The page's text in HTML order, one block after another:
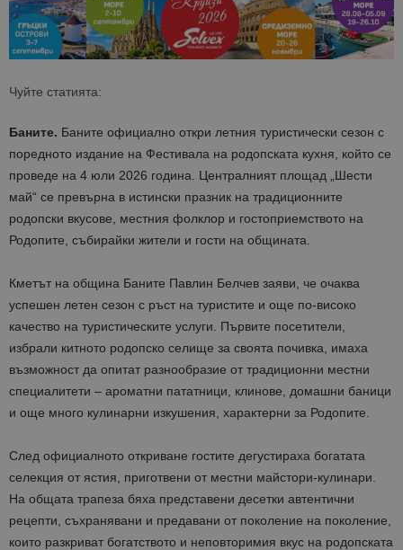
Чуйте статията:
Баните. Баните официално откри летния туристически сезон с
поредното издание на Фестивала на родопската кухня, който се
проведе на 4 юли 2026 година. Централният площад „Шести
май“ се превърна в истински празник на традиционните
родопски вкусове, местния фолклор и гостоприемството на
Родопите, събирайки жители и гости на общината.
Кметът на община Баните Павлин Белчев заяви, че очаква
успешен летен сезон с ръст на туристите и още по-високо
качество на туристическите услуги. Първите посетители,
избрали китното родопско селище за своята почивка, имаха
възможност да опитат разнообразие от традиционни местни
специалитети – ароматни пататници, клинове, домашни баници
и още много кулинарни изкушения, характерни за Родопите.
След официалното откриване гостите дегустираха богатата
селекция от ястия, приготвени от местни майстори-кулинари.
На общата трапеза бяха представени десетки автентични
рецепти, съхранявани и предавани от поколение на поколение,
които разкриват богатството и неповторимия вкус на родопската